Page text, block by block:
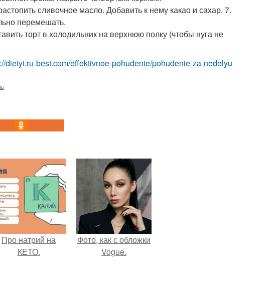
сливочное масло. Добавить к нему какао и сахар. 7.
перемешать.
торт в холодильник на верхнюю полку (чтобы нуга не
dietyi.ru-best.com/effektivnoe-pohudenie/pohudenie-za-nedelyu
Про натрий на
КЕТО.
Фото, как с обложки
Vogue.